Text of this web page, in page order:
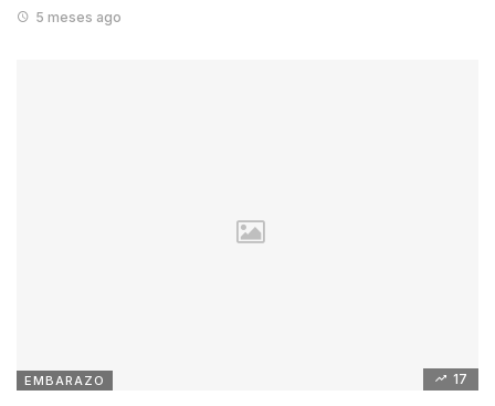
5 meses ago
EMBARAZO 17